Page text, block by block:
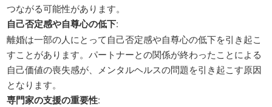
つながる可能性があります。
自己否定感や自尊心の低下:
離婚は一部の人にとって自己否定感や自尊心の低下を引き起こ
すことがあります。パートナーとの関係が終わったことによる
自己価値の喪失感が、メンタルヘルスの問題を引き起こす原因
となります。
専門家の支援の重要性: